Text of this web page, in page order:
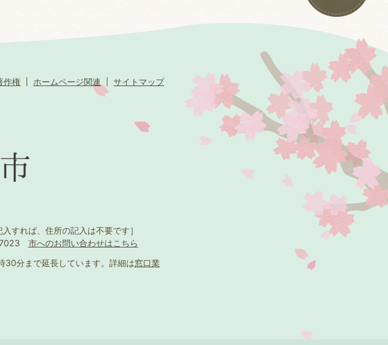
作権 ホームページ関連 サイトマップ
入すれば、住所の記入は不要です］
7023 市へのお問い合わせはこちら
30分まで延長しています。 詳細は窓口業